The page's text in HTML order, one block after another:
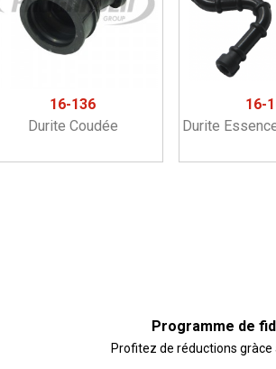
16-136
Durite Coudée
16-
Durite
Programme de
Profitez de réductions gràce